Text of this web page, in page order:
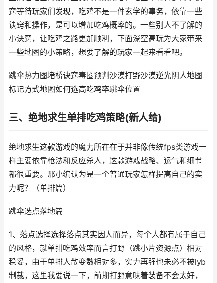
窍等待玩家们发现，吃鸡不是一件玄学的事务，依靠一些
诀窍和操作，是可以增加吃鸡概率的。一些别人不了解的
小诀窍，让吃鸡之路更加顺利，下面深空高玩为大家带来
一些地图的小策略，想要了解的玩家一起来看看吧。
跳伞热力图堵桥诀窍毒圈预判沙漠打野沙漠逆光阴人地图
标记方式地图如何选高吃鸡率跳伞位置
三、绝地求生单排吃鸡策略(新人给)
绝地求生这款游戏的魔力所在在于并非像传统fps类游戏一
样主要依靠枪法和反应杀人，这款游戏战略、运气和细节
都很重要。那小编认为是一个普通玩家怎样提高自己的实
力呢？（单排篇）
跳伞选点落地篇
1、落点选择选择落点其实因人而异，每个人都有属于自己
的风格，就单排吃鸡效率而言打野（跳小片资源点）相对
稳妥，由于单排人散变数相对多，实力再强也未必不被lyb
制裁，这里我要说一下，前期打野意味着装备不会太好，